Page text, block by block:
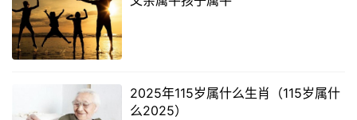
2025年115岁属什么生肖（115岁属什
么2025）